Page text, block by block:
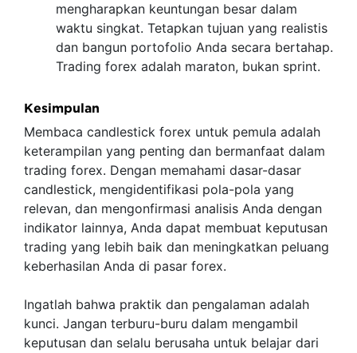
mengharapkan keuntungan besar dalam
waktu singkat. Tetapkan tujuan yang realistis
dan bangun portofolio Anda secara bertahap.
Trading forex adalah maraton, bukan sprint.
Kesimpulan
Membaca candlestick forex untuk pemula adalah
keterampilan yang penting dan bermanfaat dalam
trading forex. Dengan memahami dasar-dasar
candlestick, mengidentifikasi pola-pola yang
relevan, dan mengonfirmasi analisis Anda dengan
indikator lainnya, Anda dapat membuat keputusan
trading yang lebih baik dan meningkatkan peluang
keberhasilan Anda di pasar forex.
Ingatlah bahwa praktik dan pengalaman adalah
kunci. Jangan terburu-buru dalam mengambil
keputusan dan selalu berusaha untuk belajar dari